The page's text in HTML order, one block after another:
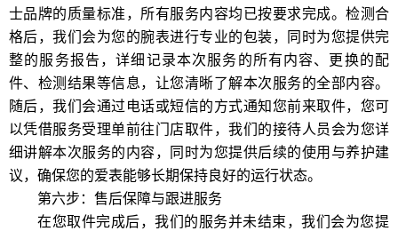
士品牌的质量标准，所有服务内容均已按要求完成。检测合
格后，我们会为您的腕表进行专业的包装，同时为您提供完
整的服务报告，详细记录本次服务的所有内容、更换的配
件、检测结果等信息，让您清晰了解本次服务的全部内容。
随后，我们会通过电话或短信的方式通知您前来取件，您可
以凭借服务受理单前往门店取件，我们的接待人员会为您详
细讲解本次服务的内容，同时为您提供后续的使用与养护建
议，确保您的爱表能够长期保持良好的运行状态。
第六步：售后保障与跟进服务
在您取件完成后，我们的服务并未结束，我们会为您提